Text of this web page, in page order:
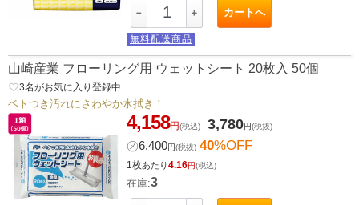
－ ＋ カートへ
無料配送商品
山崎産業 フローリング用 ウェットシート 20枚入 50個
favorite_border3名がお気に入り登録中
ベトつき汚れにさわやか水拭き！
4,158円(税込) 3,780円(税抜)
㋱6,400円(税抜) 40%OFF
1枚あたり4.16円(税込)
在庫:3